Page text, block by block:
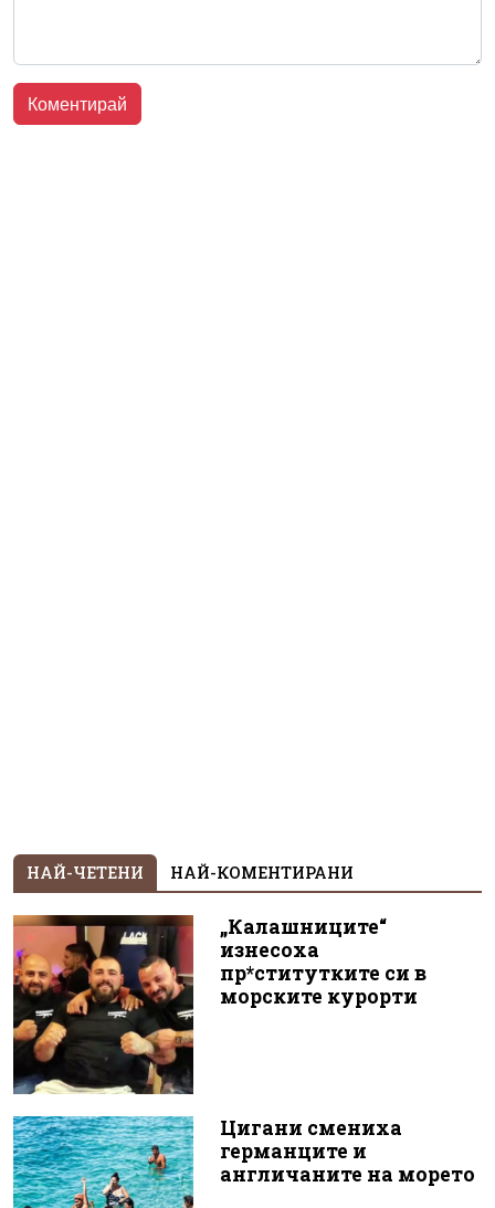
НАЙ-ЧЕТЕНИ НАЙ-КОМЕНТИРАНИ
„Калашниците“
изнесоха
пр*ститутките си в
морските курорти
Цигани смениха
германците и
англичаните на морето